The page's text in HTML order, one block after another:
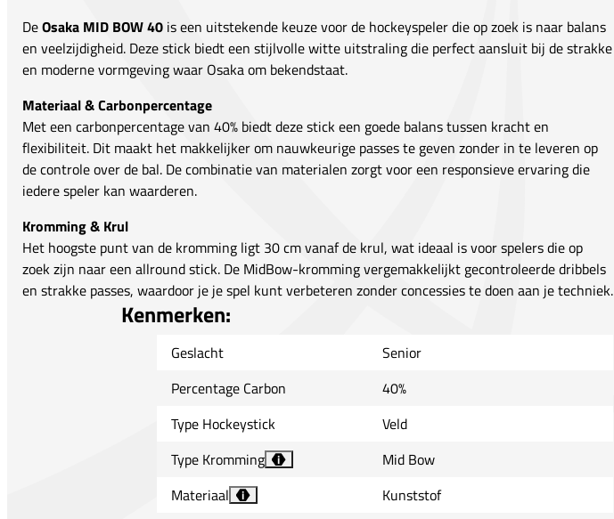
DeOsaka MID BOW 40 is een uitstekende keuze voor de hockeyspeler die op zoek is naar balans
en veelzijdigheid. Deze stick biedt een stijlvolle witte uitstraling die perfect aansluit bij de strakke
en moderne vormgeving waar Osaka om bekendstaat.
Materiaal & Carbonpercentage
Met een carbonpercentage van 40% biedt deze stick een goede balans tussen kracht en
flexibiliteit. Dit maakt het makkelijker om nauwkeurige passes te geven zonder in te leveren op
de controle over de bal. De combinatie van materialen zorgt voor een responsieve ervaring die
iedere speler kan waarderen.
Kromming & Krul
Het hoogste punt van de kromming ligt 30 cm vanaf de krul, wat ideaal is voor spelers die op
zoek zijn naar een allround stick. De MidBow-kromming vergemakkelijkt gecontroleerde dribbels
en strakke passes, waardoor je je spel kunt verbeteren zonder concessies te doen aan je techniek.
Kenmerken:
Geslacht
Senior
Percentage Carbon
40%
Type Hockeystick
Veld
Type Kromming
i
Mid Bow
Materiaal
i
Kunststof